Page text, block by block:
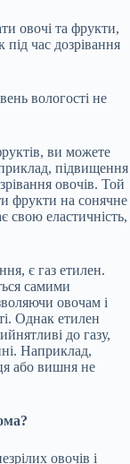
овочі та фрукти,
під час дозрівання
вологості не
ви можете
підвищення
овочів. Той
фрукти на сонячне
свою еластичність,
є газ етилен.
самими
овочам і
Однак етилен
до газу,
Наприклад,
або вишня не
овочів і